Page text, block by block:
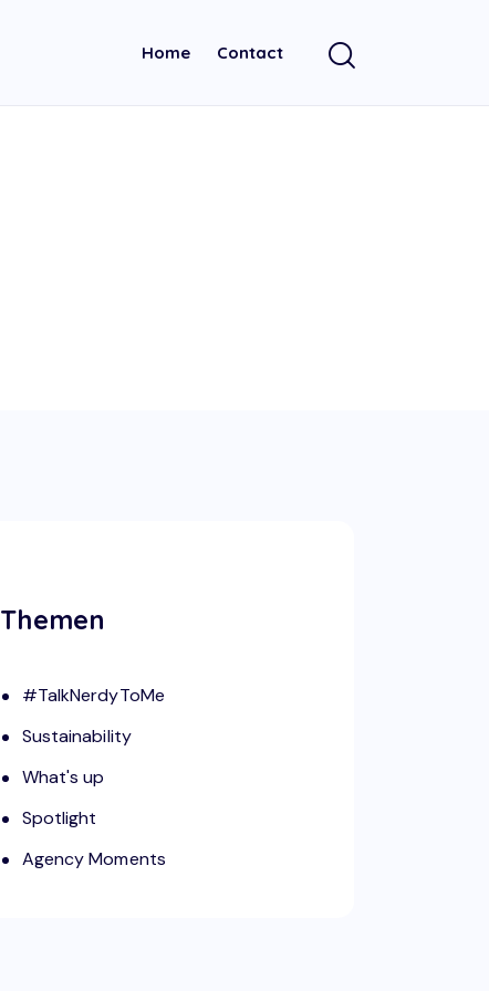
Home Contact
Themen
#TalkNerdyToMe
Sustainability
What's up
Spotlight
Agency Moments